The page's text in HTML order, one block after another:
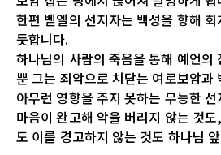
한편 벧엘의 선지자는 백성을 향해
듯합니다.
하나님의 사람의 죽음을 통해 예언의
뿐 그는 죄악으로 치닫는 여로보암과
아무런 영향을 주지 못하는 무능한
마음이 완고해 악을 버리지 않는 것
도 이를 경고하지 않는 것도 하나님